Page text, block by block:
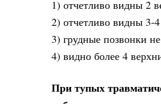
1) отчетливо видны 2
2) отчетливо видны 3-
3) грудные позвонки
4) видно более 4
При тупых